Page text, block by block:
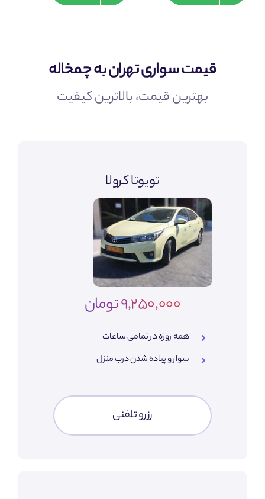
قیمت سواری تهران به چمخاله
بهترین قیمت، بالاترین کیفیت
تویوتا کرولا
9,250,000 تومان
همه روزه در تمامی ساعات
سوار و پیاده شدن درب منزل
رزرو تلفنی